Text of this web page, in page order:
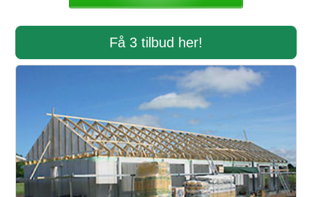
Få 3 tilbud her!